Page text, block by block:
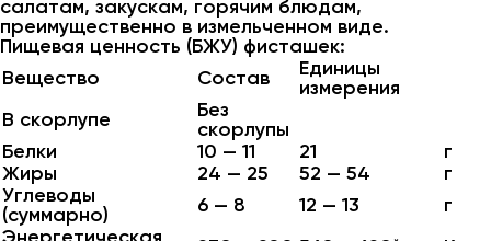
салатам, закускам, горячим блюдам,
преимущественно в измельченном виде.
Пищевая ценность (БЖУ) фисташек:
Вещество
Состав
Единицы
измерения
В скорлупе
Без
скорлупы
Белки
10 — 11 21
г
Жиры
24 — 25 52 — 54
г
Углеводы
(суммарно)
6 — 8 12 — 13
г